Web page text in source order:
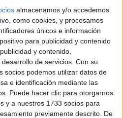
almacenamos y/o accedemos
como cookies, y procesamos
únicos e información
para publicidad y contenido
y contenido,
de servicios. Con su
socios podemos utilizar datos de
e identificación mediante las
Puede hacer clic para otorgarnos
y a nuestros 1733 socios para
previamente descrito. De
aMarruecosexistía el interés
con la justicia, toda vez que
unatentativa de asesinato
pasado y, ahora, la Sala de
ha confirmado que el
debe permanecer enprisión